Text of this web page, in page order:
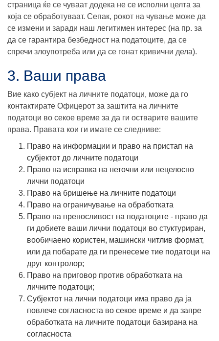
страница ќе се чуваат додека не се исполни целта за
која се обработуваат. Сепак, рокот на чување може да
се измени и заради наш легитимен интерес (на пр. за
да се гарантира безбедност на податоците, да се
спречи злоупотреба или да се гонат кривични дела).
3. Ваши права
Вие како субјект на личните податоци, може да го
контактирате Офицерот за заштита на личните
податоци во секое време за да ги остварите вашите
права. Правата кои ги имате се следниве:
Право на информации и право на пристап на
субјектот до личните податоци
Право на исправка на неточни или нецелосно
лични податоци
Право на бришење на личните податоци
Право на ограничување на обработката
Право на преносливост на податоците - право да
ги добиете ваши лични податоци во стуктуриран,
вообичаено користен, машински читлив формат,
или да побарате да ги пренесеме тие податоци на
друг контролор;
Право на приговор против обработката на
личните податоци;
Субјектот на лични податоци има право да ја
повлече согласноста во секое време и да запре
обработката на личните податоци базирана на
согласноста